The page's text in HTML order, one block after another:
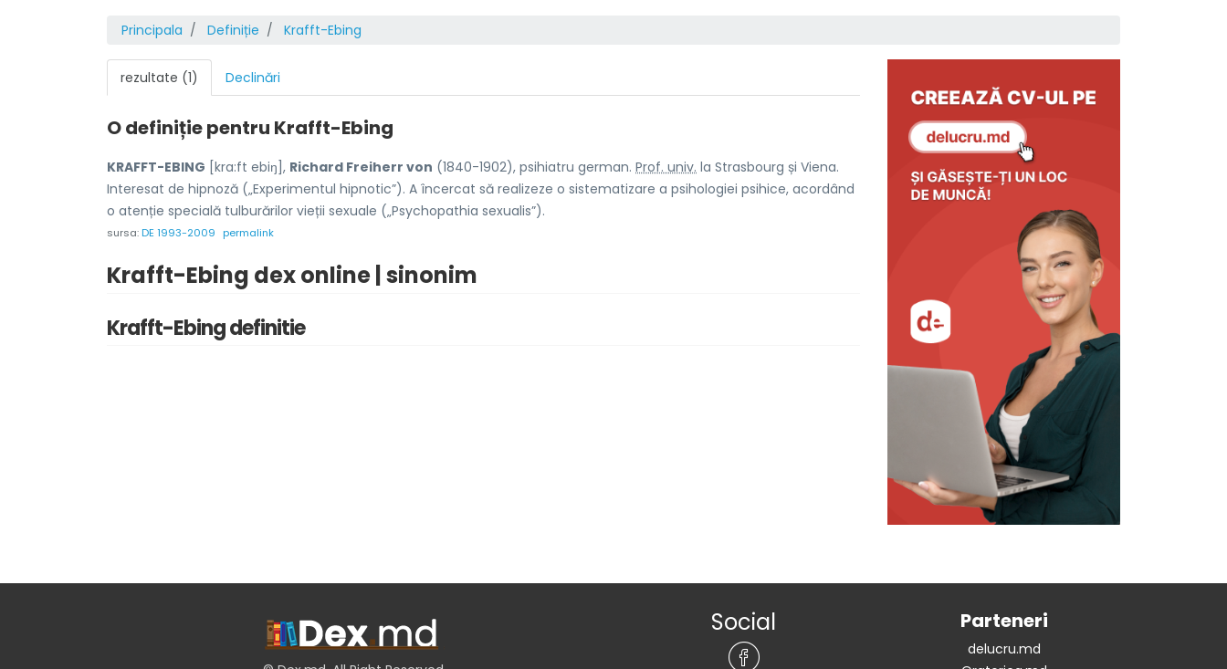
Principala Definiție Krafft-Ebing
rezultate (1) Declinări
O definiție pentru Krafft-Ebing
KRAFFT-EBING [kra:ft ebiŋ], Richard Freiherr von (1840-1902), psihiatru german. Prof. univ. la Strasbourg și Viena.
Interesat de hipnoză („Experimentul hipnotic”). A încercat să realizeze o sistematizare a psihologiei psihice, acordând
o atenție specială tulburărilor vieții sexuale („Psychopathia sexualis”).
sursa:DE 1993-2009 permalink
Krafft-Ebing dex online | sinonim
Krafft-Ebing definitie
Social Parteneri
delucru.md